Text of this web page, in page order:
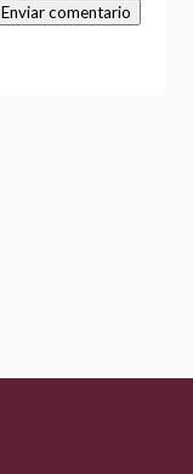
Enviar comentario